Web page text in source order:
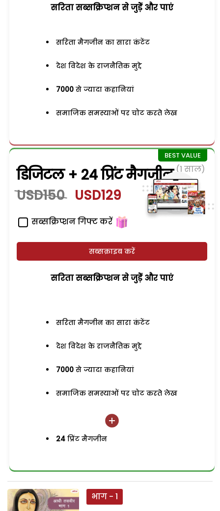
सरिता सब्सक्रिप्शन से जुड़ेें और पाएं
सरिता मैगजीन का सारा कंटेंट
देश विदेश के राजनैतिक मुद्दे
7000 से ज्यादा कहानियां
समाजिक समस्याओं पर चोट करते लेख
डिजिटल + 24 प्रिंट मैगजीन (1 साल)
USD150 USD129
सब्सक्रिप्शन गिफ्ट करें
सब्सक्राइब करें
सरिता सब्सक्रिप्शन से जुड़ेें और पाएं
सरिता मैगजीन का सारा कंटेंट
देश विदेश के राजनैतिक मुद्दे
7000 से ज्यादा कहानियां
समाजिक समस्याओं पर चोट करते लेख
24 प्रिंट मैगजीन
भाग - 1